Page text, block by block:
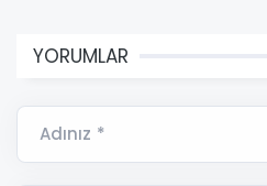
YORUMLAR
Adınız *